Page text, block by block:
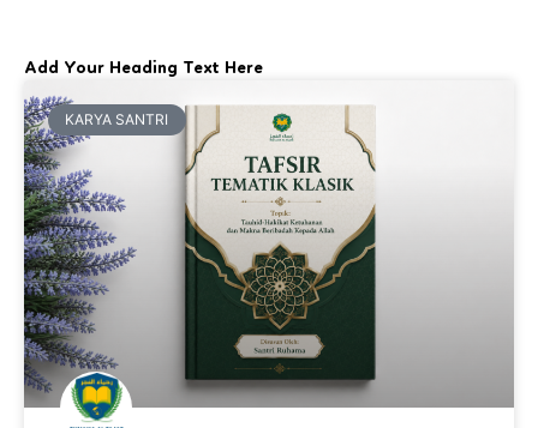
Add Your Heading Text Here
KARYA SANTRI